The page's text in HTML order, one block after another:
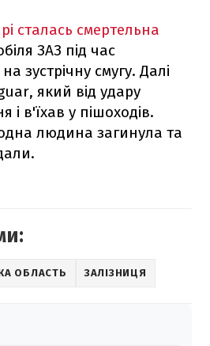
сталась смертельна
ЗАЗ під час
зустрічну смугу. Далі
який від удару
і в'їхав у пішоходів.
одна людина загинула та
ОБЛАСТЬ ЗАЛІЗНИЦЯ